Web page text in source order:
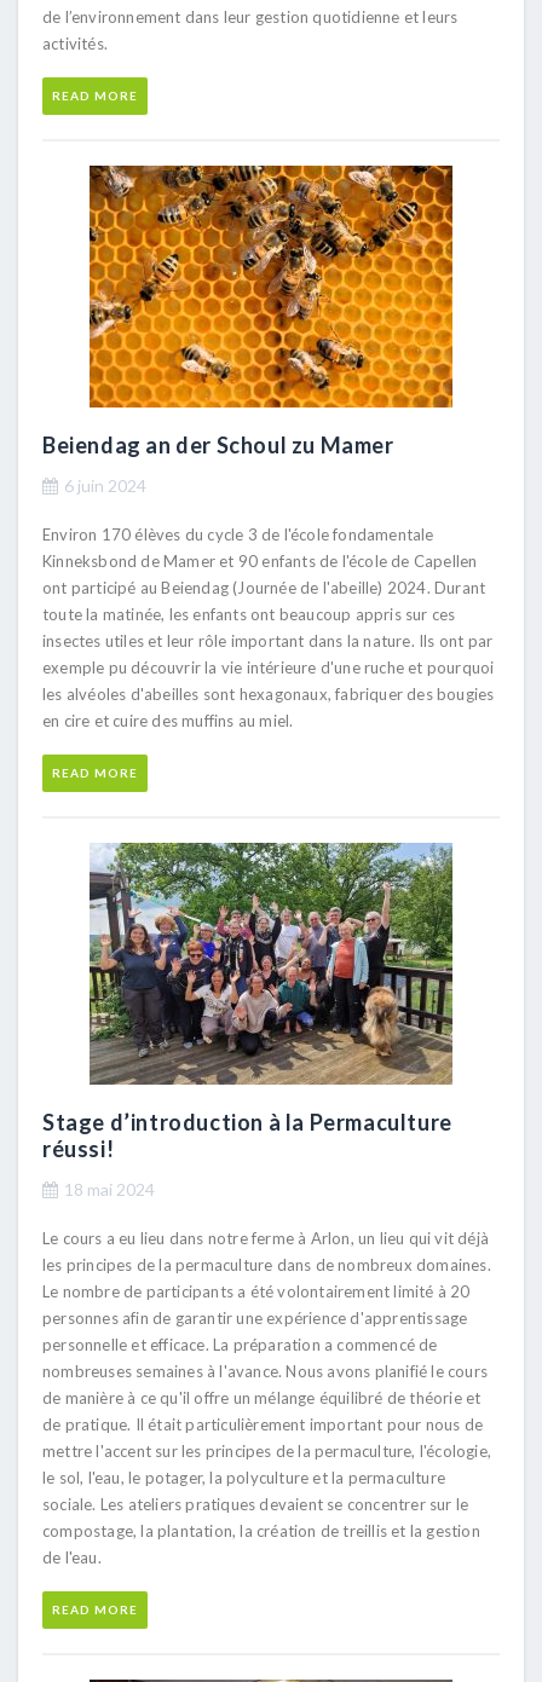
de l’environnement dans leur gestion quotidienne et leurs
activités.
READ MORE
Beiendag an der Schoul zu Mamer
6 juin 2024
Environ 170 élèves du cycle 3 de l'école fondamentale
Kinneksbond de Mamer et 90 enfants de l'école de Capellen
ont participé au Beiendag (Journée de l'abeille) 2024. Durant
toute la matinée, les enfants ont beaucoup appris sur ces
insectes utiles et leur rôle important dans la nature. Ils ont par
exemple pu découvrir la vie intérieure d'une ruche et pourquoi
les alvéoles d'abeilles sont hexagonaux, fabriquer des bougies
en cire et cuire des muffins au miel.
READ MORE
Stage d’introduction à la Permaculture
réussi!
18 mai 2024
Le cours a eu lieu dans notre ferme à Arlon, un lieu qui vit déjà
les principes de la permaculture dans de nombreux domaines.
Le nombre de participants a été volontairement limité à 20
personnes afin de garantir une expérience d'apprentissage
personnelle et efficace. La préparation a commencé de
nombreuses semaines à l'avance. Nous avons planifié le cours
de manière à ce qu'il offre un mélange équilibré de théorie et
de pratique. Il était particulièrement important pour nous de
mettre l'accent sur les principes de la permaculture, l'écologie,
le sol, l'eau, le potager, la polyculture et la permaculture
sociale. Les ateliers pratiques devaient se concentrer sur le
compostage, la plantation, la création de treillis et la gestion
de l'eau.
READ MORE